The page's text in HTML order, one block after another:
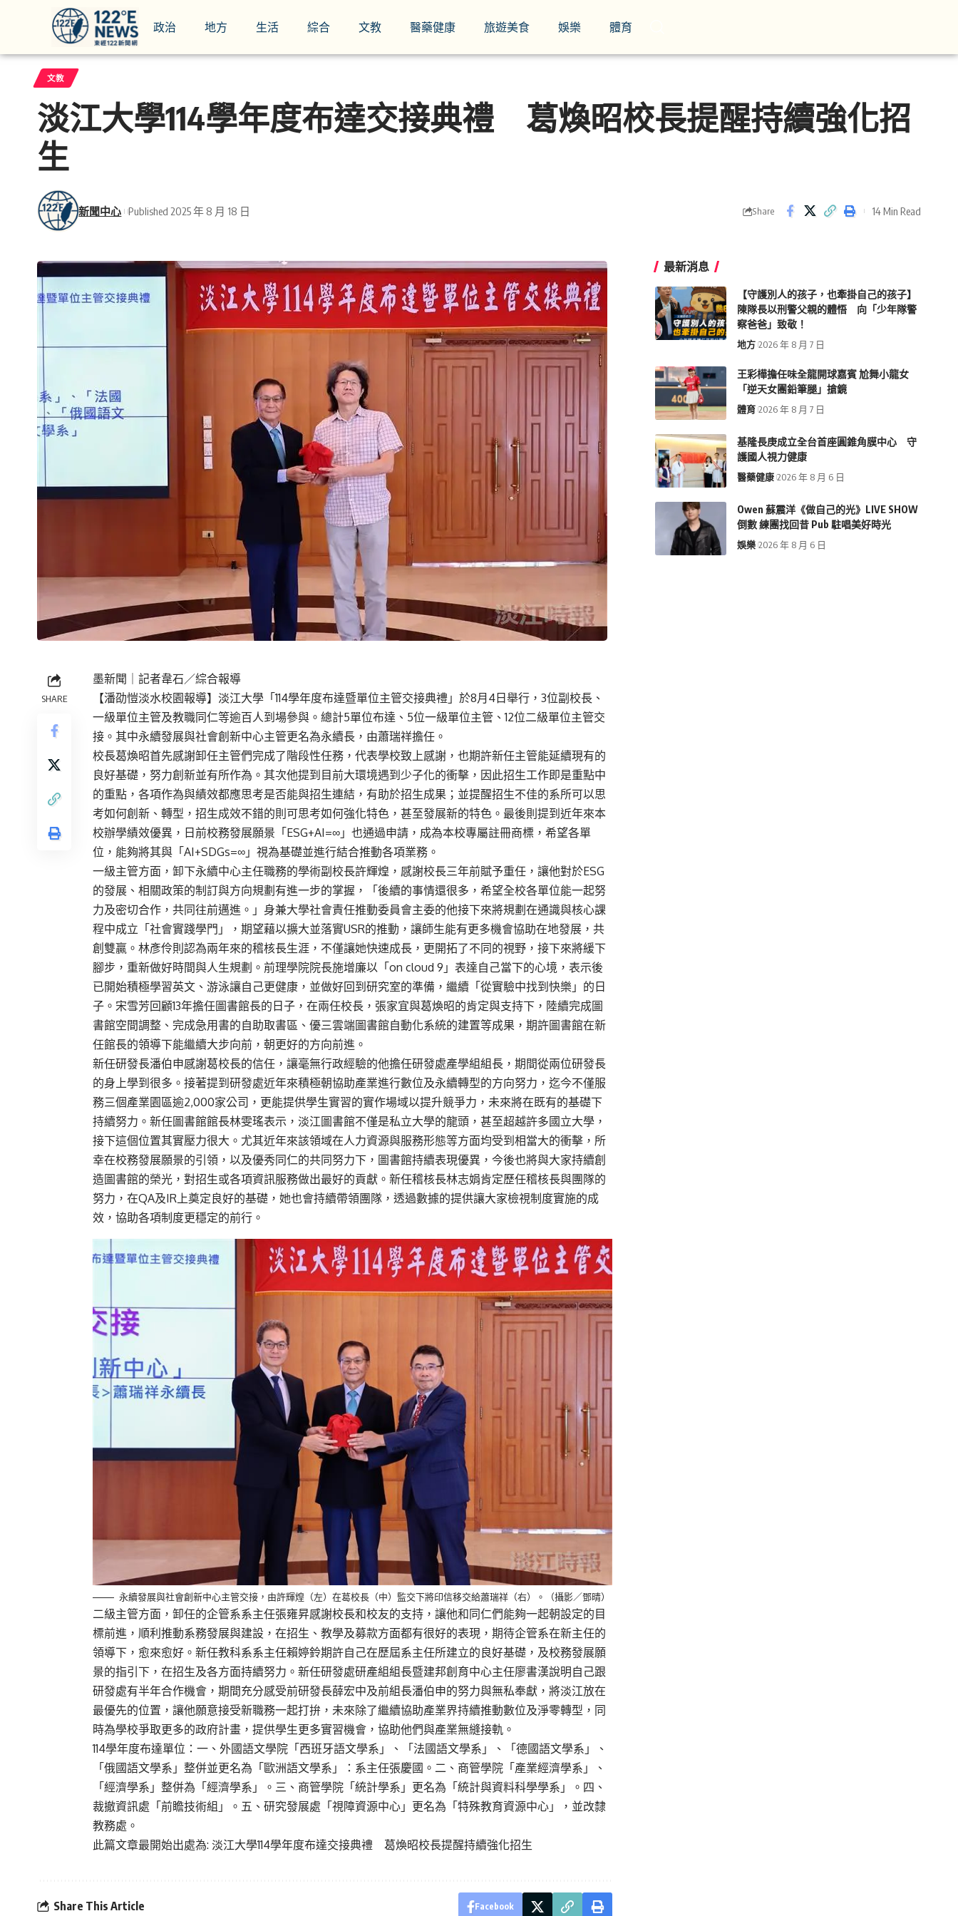
政治 地方 生活 綜合 文教 醫藥健康 旅遊美食 娛樂 體育
文教
淡江大學114學年度布達交接典禮 葛煥昭校長提醒持續強化招
生
新聞中心 Published 2025 年 8 月 18 日 Share 14 Min Read
SHARE
墨新聞 ｜記者韋石／綜合報導
【潘劭愷淡水校園報導】淡江大學「114學年度布達暨單位主管交接典禮」於8月4日舉行，3位副校長、
一級單位主管及教職同仁等逾百人到場參與。總計5單位布達、5位一級單位主管、12位二級單位主管交
接。其中永續發展與社會創新中心主管更名為永續長，由蕭瑞祥擔任。
校長葛煥昭首先感謝卸任主管們完成了階段性任務，代表學校致上感謝，也期許新任主管能延續現有的
良好基礎，努力創新並有所作為。其次他提到目前大環境遇到少子化的衝擊，因此招生工作即是重點中
的重點，各項作為與績效都應思考是否能與招生連結，有助於招生成果；並提醒招生不佳的系所可以思
考如何創新、轉型，招生成效不錯的則可思考如何強化特色，甚至發展新的特色。最後則提到近年來本
校辦學績效優異，日前校務發展願景「ESG+AI=∞」也通過申請，成為本校專屬註冊商標，希望各單
位，能夠將其與「AI+SDGs=∞」視為基礎並進行結合推動各項業務。
一級主管方面，卸下永續中心主任職務的學術副校長許輝煌，感謝校長三年前賦予重任，讓他對於ESG
的發展、相關政策的制訂與方向規劃有進一步的掌握，「後續的事情還很多，希望全校各單位能一起努
力及密切合作，共同往前邁進。」身兼大學社會責任推動委員會主委的他接下來將規劃在通識與核心課
程中成立「社會實踐學門」，期望藉以擴大並落實USR的推動，讓師生能有更多機會協助在地發展，共
創雙贏。林彥伶則認為兩年來的稽核長生涯，不僅讓她快速成長，更開拓了不同的視野，接下來將緩下
腳步，重新做好時間與人生規劃。前理學院院長施增廉以「on cloud 9」表達自己當下的心境，表示後
已開始積極學習英文、游泳讓自己更健康，並做好回到研究室的準備，繼續「從實驗中找到快樂」的日
子。宋雪芳回顧13年擔任圖書館長的日子，在兩任校長，張家宜與葛煥昭的肯定與支持下，陸續完成圖
書館空間調整、完成急用書的自助取書區、優三雲端圖書館自動化系統的建置等成果，期許圖書館在新
任館長的領導下能繼續大步向前，朝更好的方向前進。
新任研發長潘伯申感謝葛校長的信任，讓毫無行政經驗的他擔任研發處產學組組長，期間從兩位研發長
的身上學到很多。接著提到研發處近年來積極朝協助產業進行數位及永續轉型的方向努力，迄今不僅服
務三個產業園區逾2,000家公司，更能提供學生實習的實作場域以提升競爭力，未來將在既有的基礎下
持續努力。新任圖書館館長林雯瑤表示，淡江圖書館不僅是私立大學的龍頭，甚至超越許多國立大學，
接下這個位置其實壓力很大。尤其近年來該領域在人力資源與服務形態等方面均受到相當大的衝擊，所
幸在校務發展願景的引領，以及優秀同仁的共同努力下，圖書館持續表現優異，今後也將與大家持續創
造圖書館的榮光，對招生或各項資訊服務做出最好的貢獻。新任稽核長林志娟肯定歷任稽核長與團隊的
努力，在QA及IR上奠定良好的基礎，她也會持續帶領團隊，透過數據的提供讓大家檢視制度實施的成
效，協助各項制度更穩定的前行。
永續發展與社會創新中心主管交接，由許輝煌（左）在葛校長（中）監交下將印信移交給蕭瑞祥（右）。（攝影／鄧晴）
二級主管方面，卸任的企管系系主任張雍昇感謝校長和校友的支持，讓他和同仁們能夠一起朝設定的目
標前進，順利推動系務發展與建設，在招生、教學及募款方面都有很好的表現，期待企管系在新主任的
領導下，愈來愈好。新任教科系系主任賴婷鈴期許自己在歷屆系主任所建立的良好基礎，及校務發展願
景的指引下，在招生及各方面持續努力。新任研發處研產組組長暨建邦創育中心主任廖書漢說明自己跟
研發處有半年合作機會，期間充分感受前研發長薛宏中及前組長潘伯申的努力與無私奉獻，將淡江放在
最優先的位置，讓他願意接受新職務一起打拚，未來除了繼續協助產業界持續推動數位及淨零轉型，同
時為學校爭取更多的政府計畫，提供學生更多實習機會，協助他們與產業無縫接軌。
114學年度布達單位：一、外國語文學院「西班牙語文學系」、「法國語文學系」、「德國語文學系」、
「俄國語文學系」整併並更名為「歐洲語文學系」：系主任張慶國。二、商管學院「產業經濟學系」、
「經濟學系」整併為「經濟學系」。三、商管學院「統計學系」更名為「統計與資料科學學系」。四、
裁撤資訊處「前瞻技術組」。五、研究發展處「視障資源中心」更名為「特殊教育資源中心」，並改隸
教務處。
此篇文章最開始出處為: 淡江大學114學年度布達交接典禮 葛煥昭校長提醒持續強化招生
Share This Article Facebook
最新消息
【守護別人的孩子，也牽掛自己的孩子】
陳隊長以刑警父親的體悟 向「少年隊警
察爸爸」致敬！
地方 2026 年 8 月 7 日
王彩樺擔任味全龍開球嘉賓 尬舞小龍女
「逆天女團鉛筆腿」搶鏡
體育 2026 年 8 月 7 日
基隆長庚成立全台首座圓錐角膜中心 守
護國人視力健康
醫藥健康 2026 年 8 月 6 日
Owen 蘇震洋《做自己的光》LIVE SHOW
倒數 練團找回昔 Pub 駐唱美好時光
娛樂 2026 年 8 月 6 日